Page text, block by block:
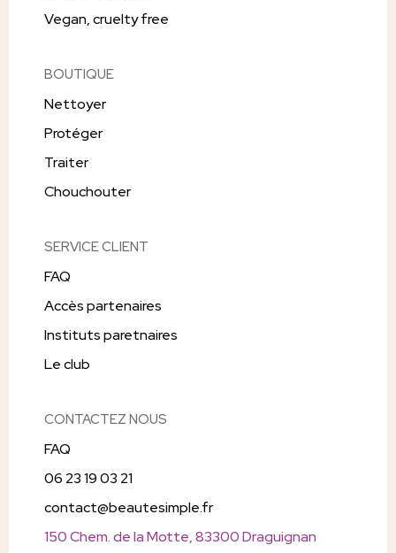
Vegan, cruelty free
BOUTIQUE
Nettoyer
Protéger
Traiter
Chouchouter
SERVICE CLIENT
FAQ
Accès partenaires
Instituts paretnaires
Le club
CONTACTEZ NOUS
FAQ
06 23 19 03 21
contact@beautesimple.fr
150 Chem. de la Motte, 83300 Draguignan